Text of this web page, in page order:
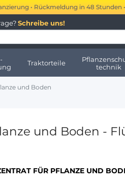
• Rückmeldung in 48 Stunden •
Schreibe uns!
Traktorteile
technik
und Boden
und Boden -
FÜR PFLANZE UND